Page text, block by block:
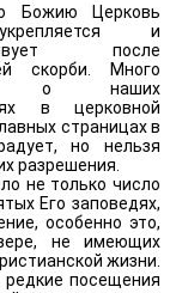
Божию Церковь
и
после
скорби. Много
о наших
в церковной
страницах в
но нельзя
разрешения.
не только число
Его заповедях,
особенно это,
не имеющих
жизни.
посещения